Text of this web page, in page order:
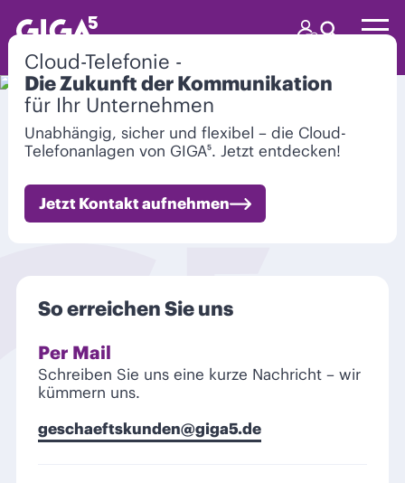
Cloud-Telefonie -
Die Zukunft der Kommunikation
für Ihr Unternehmen
Unabhängig, sicher und flexibel – die Cloud-
Telefonanlagen von GIGA⁵. Jetzt entdecken!
Jetzt Kontakt aufnehmen
So erreichen Sie uns
Per Mail
Schreiben Sie uns eine kurze Nachricht – wir
kümmern uns.
geschaeftskunden@giga5.de